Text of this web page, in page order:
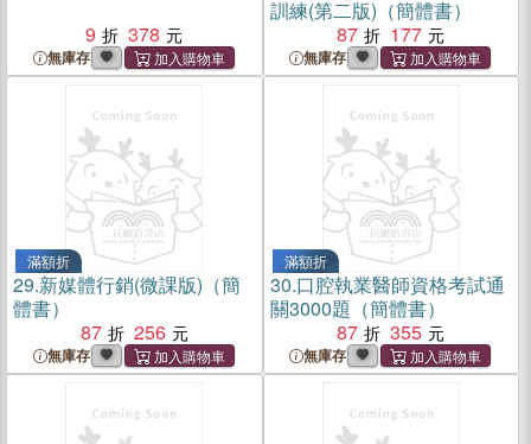
9
378
無庫存
訓練(第二版)（簡體書）
87
177
無庫存
滿額折
29.新媒體行銷(微課版)（簡
體書）
87
256
無庫存
滿額折
30.口腔執業醫師資格考試通
關3000題（簡體書）
87
355
無庫存